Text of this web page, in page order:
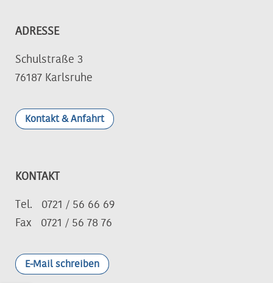
ADRESSE
Schulstraße 3
76187 Karlsruhe
Kontakt & Anfahrt
KONTAKT
Tel. 0721 / 56 66 69
Fax 0721 / 56 78 76
E-Mail schreiben